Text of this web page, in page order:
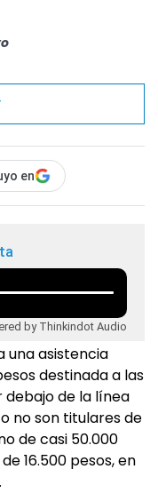
en
by Thinkindot Audio
una asistencia
destinada a las
de la línea
no son titulares de
de casi 50.000
16.500 pesos, en